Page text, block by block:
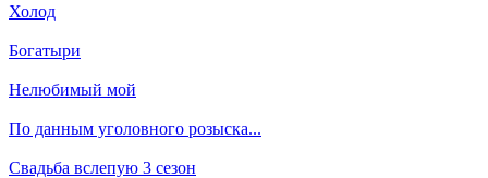
Холод
Богатыри
Нелюбимый мой
По данным уголовного розыска...
Свадьба вслепую 3 сезон